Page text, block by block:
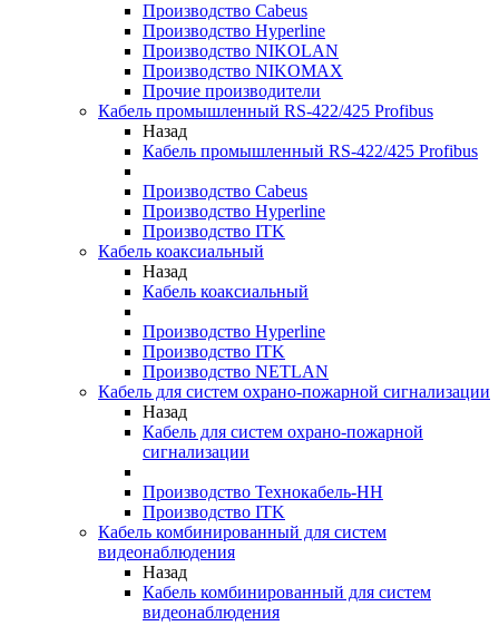
Производство Cabeus
Производство Hyperline
Производство NIKOLAN
Производство NIKOMAX
Прочие производители
Кабель промышленный RS-422/425 Profibus
Назад
Кабель промышленный RS-422/425 Profibus
Производство Cabeus
Производство Hyperline
Производство ITK
Кабель коаксиальный
Назад
Кабель коаксиальный
Производство Hyperline
Производство ITK
Производство NETLAN
Кабель для систем охрано-пожарной сигнализации
Назад
Кабель для систем охрано-пожарной
сигнализации
Производство Технокабель-НН
Производство ITK
Кабель комбинированный для систем
видеонаблюдения
Назад
Кабель комбинированный для систем
видеонаблюдения